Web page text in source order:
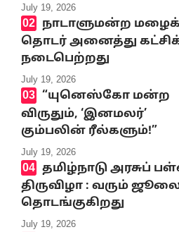
July 19, 2026
நாடாளுமன்ற
தொடர் அனைத்து
நடைபெற்றது
July 19, 2026
“யுனெஸ்கோ மன்ற
விருதும், ‘இனமலர்’
கும்பலின் ரீல்களும்!”
July 19, 2026
தமிழ்நாடு அரசுப்
திருவிழா : வரும்
தொடங்குகிறது
July 19, 2026